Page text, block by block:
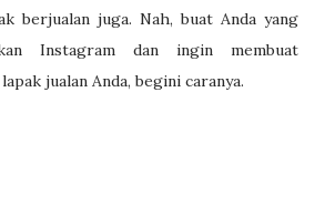
berjualan juga. Nah, buat Anda yang
Instagram dan ingin membuat
jualan Anda, begini caranya.